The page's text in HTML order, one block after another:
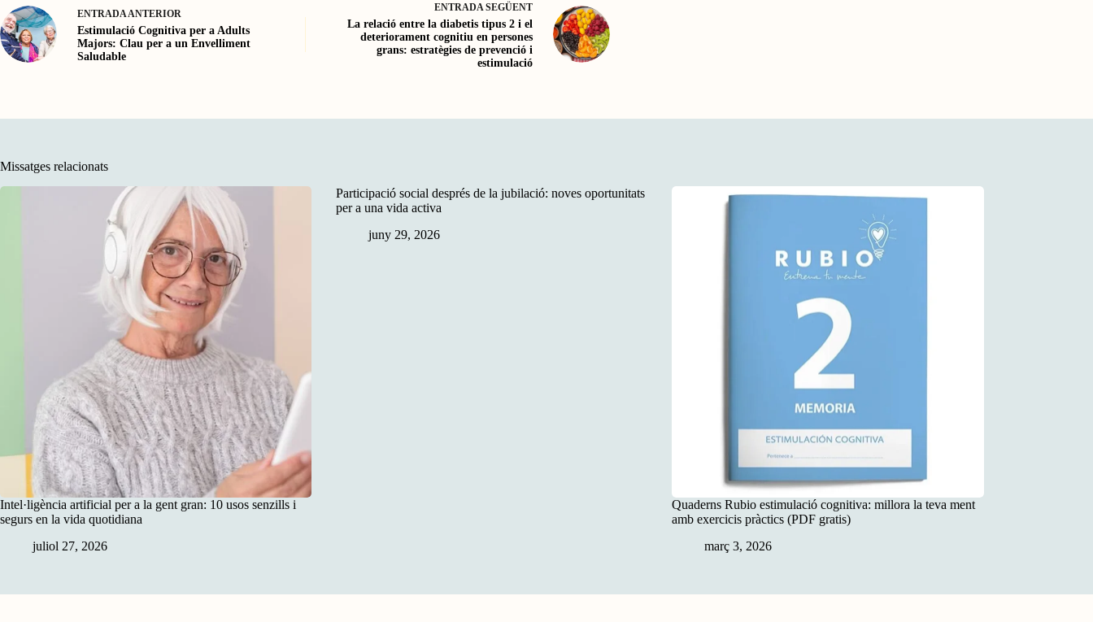
ENTRADAANTERIOR
Estimulació Cognitiva per a Adults
Majors: Clau per a un Envelliment
Saludable
ENTRADASEGÜENT
La relació entre la diabetis tipus 2 i el
deteriorament cognitiu en persones
grans: estratègies de prevenció i
estimulació
Missatges relacionats
Intel·ligència artificial per a la gent gran: 10 usos senzills i
segurs en la vida quotidiana
juliol 27, 2026
Participació social després de la jubilació: noves oportunitats
per a una vida activa
juny 29, 2026
Quaderns Rubio estimulació cognitiva: millora la teva ment
amb exercicis pràctics (PDF gratis)
març 3, 2026